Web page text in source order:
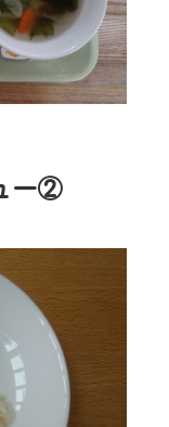
ー②